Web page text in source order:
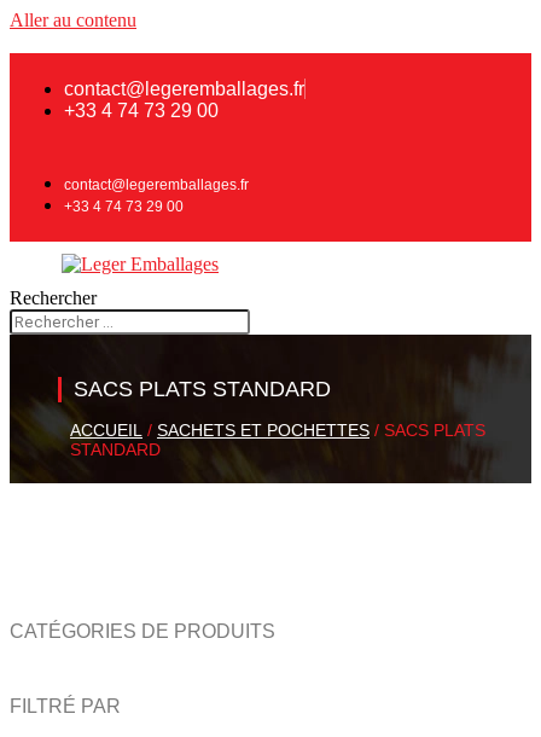
Aller au contenu
contact@legeremballages.fr
+33 4 74 73 29 00
contact@legeremballages.fr
+33 4 74 73 29 00
Rechercher
SACS PLATS STANDARD
ACCUEIL / SACHETS ET POCHETTES / SACS PLATS
STANDARD
CATÉGORIES DE PRODUITS
FILTRÉ PAR